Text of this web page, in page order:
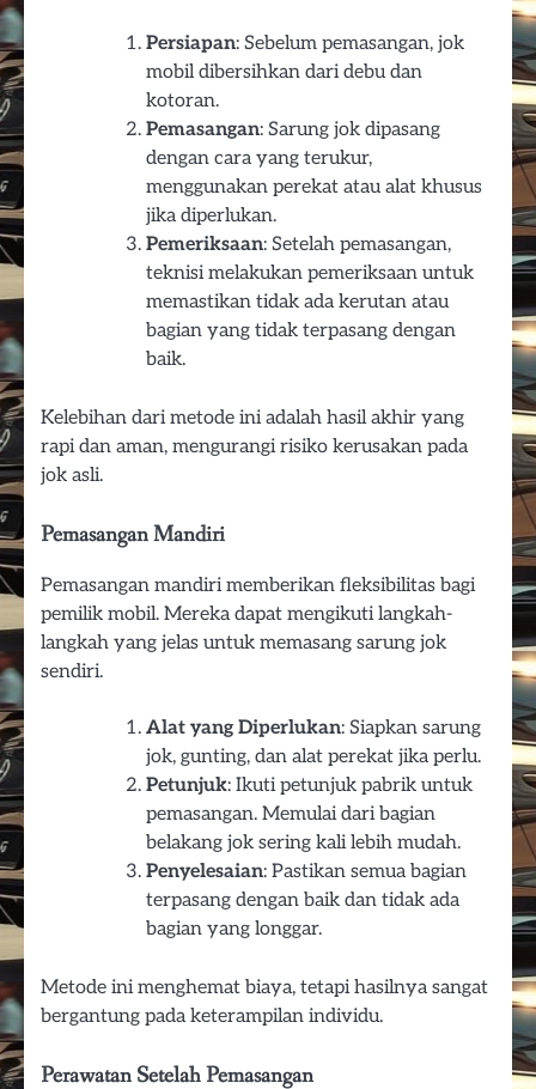
Persiapan: Sebelum pemasangan, jok
mobil dibersihkan dari debu dan
kotoran.
Pemasangan: Sarung jok dipasang
dengan cara yang terukur,
menggunakan perekat atau alat khusus
jika diperlukan.
Pemeriksaan: Setelah pemasangan,
teknisi melakukan pemeriksaan untuk
memastikan tidak ada kerutan atau
bagian yang tidak terpasang dengan
baik.
Kelebihan dari metode ini adalah hasil akhir yang
rapi dan aman, mengurangi risiko kerusakan pada
jok asli.
Pemasangan Mandiri
Pemasangan mandiri memberikan fleksibilitas bagi
pemilik mobil. Mereka dapat mengikuti langkah-
langkah yang jelas untuk memasang sarung jok
sendiri.
Alat yang Diperlukan: Siapkan sarung
jok, gunting, dan alat perekat jika perlu.
Petunjuk: Ikuti petunjuk pabrik untuk
pemasangan. Memulai dari bagian
belakang jok sering kali lebih mudah.
Penyelesaian: Pastikan semua bagian
terpasang dengan baik dan tidak ada
bagian yang longgar.
Metode ini menghemat biaya, tetapi hasilnya sangat
bergantung pada keterampilan individu.
Perawatan Setelah Pemasangan